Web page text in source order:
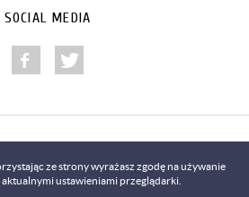
SOCIAL MEDIA
© 2014-2018
ze strony wyrażasz zgodę na używanie
ustawieniami przeglądarki.